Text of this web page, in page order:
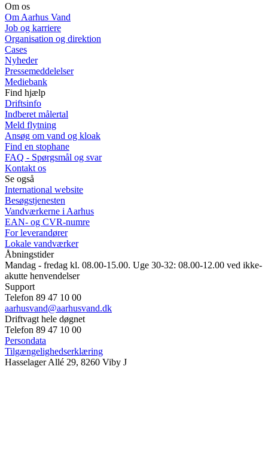
Om os
Om Aarhus Vand
Job og karriere
Organisation og direktion
Cases
Nyheder
Pressemeddelelser
Mediebank
Find hjælp
Driftsinfo
Indberet målertal
Meld flytning
Ansøg om vand og kloak
Find en stophane
FAQ - Spørgsmål og svar
Kontakt os
Se også
International website
Besøgstjenesten
Vandværkerne i Aarhus
EAN- og CVR-numre
For leverandører
Lokale vandværker
Åbningstider
Mandag - fredag kl. 08.00-15.00. Uge 30-32: 08.00-12.00 ved ikke-
akutte henvendelser
Support
Telefon 89 47 10 00
aarhusvand@aarhusvand.dk
Driftvagt hele døgnet
Telefon 89 47 10 00
Persondata
Tilgængelighedserklæring
Hasselager Allé 29, 8260 Viby J